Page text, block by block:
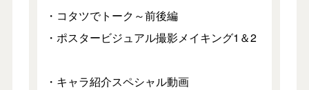
・コタツでトーク～前後編
・ポスタービジュアル撮影メイキング1＆2
・キャラ紹介スペシャル動画